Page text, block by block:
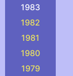
1983
1982
1981
1980
1979